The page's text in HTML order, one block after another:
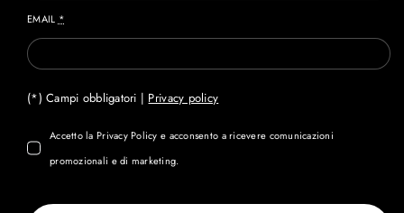
EMAIL *
(*) Campi obbligatori | Privacy policy
Accetto la Privacy Policy e acconsento a ricevere comunicazioni
promozionali e di marketing.